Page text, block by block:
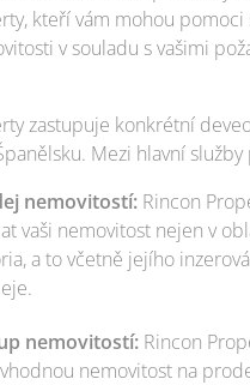
kteří vám mohou pomoci
v souladu s vašimi
zastupuje konkrétní
Mezi hlavní služby
nemovitostí: Rincon
vaši nemovitost nejen v
a to včetně jejího
nemovitostí: Rincon
nemovitost na